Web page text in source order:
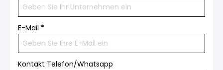
E-Mail *
Kontakt Telefon/Whatsapp